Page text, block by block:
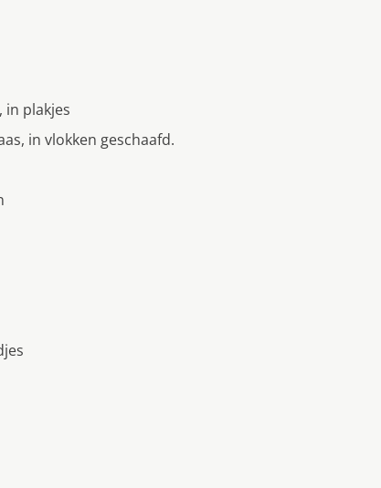
in plakjes
in vlokken geschaafd.